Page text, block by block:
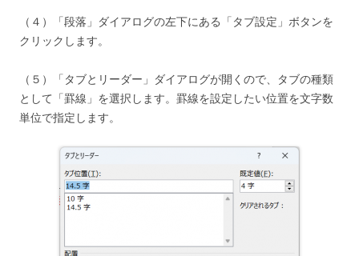
（４）「段落」ダイアログの左下にある「タブ設定」ボタンを
クリックします。
（５）「タブとリーダー」ダイアログが開くので、タブの種類
として「罫線」を選択します。罫線を設定したい位置を文字数
単位で指定します。